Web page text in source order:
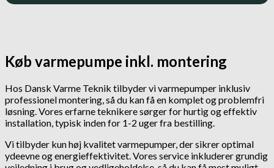
Køb varmepumpe inkl. montering
Hos Dansk Varme Teknik tilbyder vi varmepumper inklusiv
professionel montering, så du kan få en komplet og problemfri
løsning. Vores erfarne teknikere sørger for hurtig og effektiv
installation, typisk inden for 1-2 uger fra bestilling.
Vi tilbyder kun høj kvalitet varmepumper, der sikrer optimal
ydeevne og energieffektivitet. Vores service inkluderer grundig